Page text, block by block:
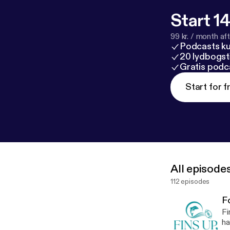
Start
99 kr. / month
Podcasts
20
Gratis
Start for
All
112 episodes
Fins up!